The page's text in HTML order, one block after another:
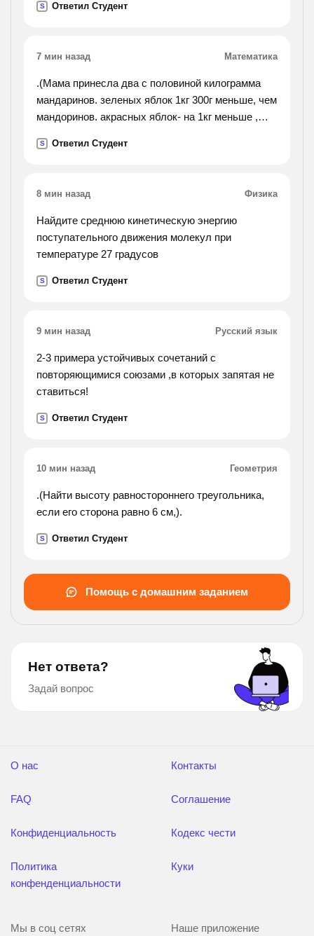
S Ответил Студент
7 мин назад Математика
.(Мама принесла два с половиной килограмма
мандаринов. зеленых яблок 1кг 300г меньше, чем
мандоринов. акрасных яблок- на 1кг меньше ,
мандоринов или яблок? на сколько больше ?
S Ответил Студент
8 мин назад Физика
Найдите среднюю кинетическую энергию
поступательного движения молекул при
температуре 27 градусов
S Ответил Студент
9 мин назад Русский язык
2-3 примера устойчивых сочетаний с
повторяющимися союзами ,в которых запятая не
ставиться!
S Ответил Студент
10 мин назад Геометрия
.(Найти высоту равностороннего треугольника,
если его сторона равно 6 см,).
S Ответил Студент
Помощь с домашним заданием
Нет ответа?
Задай вопрос
О нас
FAQ
Конфиденциальность
Политика
конфенденциальности
Контакты
Соглашение
Кодекс чести
Куки
Мы в соц сетях Наше приложение